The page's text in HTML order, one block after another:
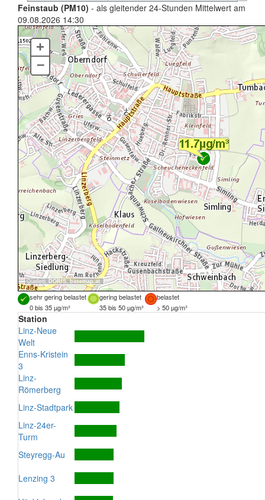
Feinstaub (PM10) - als gleitender 24-Stunden Mittelwert am
09.08.2026 14:30
Quellen: DORIS, basemap.at
+
–
sehr gering belastet gering belastet
belastet
0 bis 35 µg/m³
35 bis 50 µg/m³ > 50 µg/m³
Station
Linz-Neue
Welt
Enns-Kristein
3
Linz-
Römerberg
Linz-Stadtpark
Linz-24er-
Turm
Steyregg-Au
Lenzing 3